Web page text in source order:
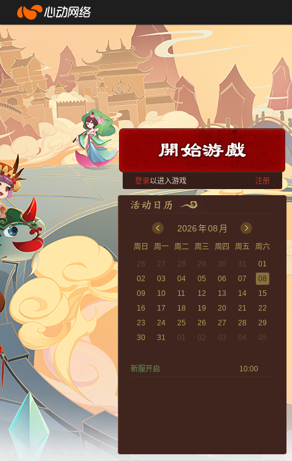
登录以进入游戏 注册
2026年08 月
周日 周一 周二 周三 周四 周五
周六
26
27 28 29 30 31
01
02
03 04 05 06 07
08
09
10 11 12 13 14
15
16
17 18 19 20 21
22
23
24 25 26 27 28
29
30
31 01 02 03 04 05
新服开启 10:00